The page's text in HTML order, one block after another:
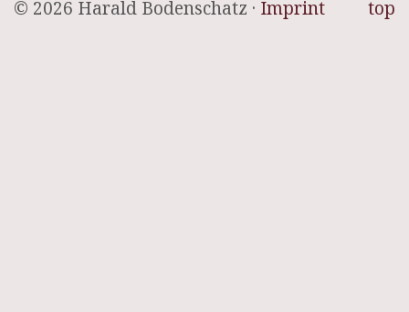
top
© 2026 Harald Bodenschatz · Imprint